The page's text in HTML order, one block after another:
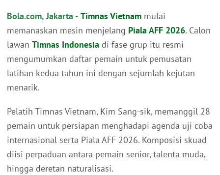
Bola.com, Jakarta - Timnas Vietnam mulai
memanaskan mesin menjelang Piala AFF 2026. Calon
lawan Timnas Indonesia di fase grup itu resmi
mengumumkan daftar pemain untuk pemusatan
latihan kedua tahun ini dengan sejumlah kejutan
menarik.
Pelatih Timnas Vietnam, Kim Sang-sik, memanggil 28
pemain untuk persiapan menghadapi agenda uji coba
internasional serta Piala AFF 2026. Komposisi skuad
diisi perpaduan antara pemain senior, talenta muda,
hingga deretan naturalisasi.